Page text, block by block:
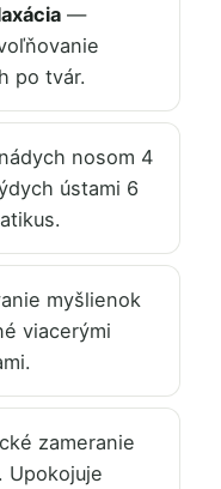
—
po tvár.
nosom 4
ústami 6
myšlienok
viacerými
zameranie
Upokojuje